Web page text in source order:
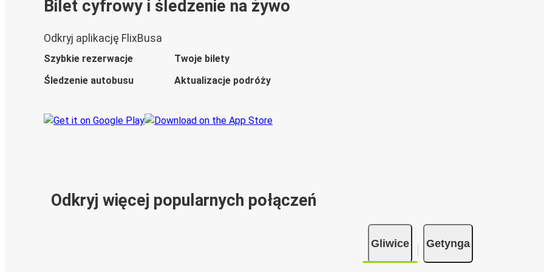
Bilet cyfrowy i śledzenie na żywo
Odkryj aplikację FlixBusa
Szybkie rezerwacje
Twoje bilety
Śledzenie autobusu
Aktualizacje podróży
Odkryj więcej popularnych połączeń
Gliwice Getynga